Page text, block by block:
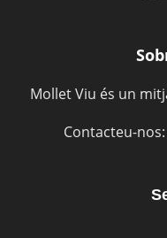
Mollet Viu és un
Contacteu-nos: